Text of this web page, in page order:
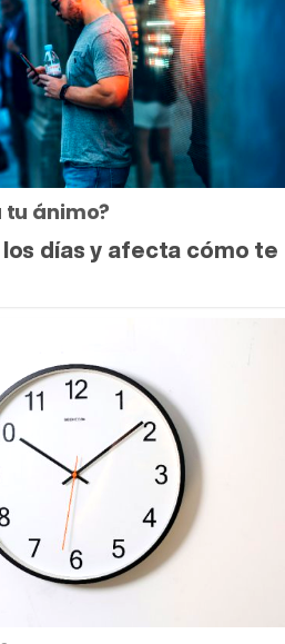
tu ánimo?
días y afecta cómo te